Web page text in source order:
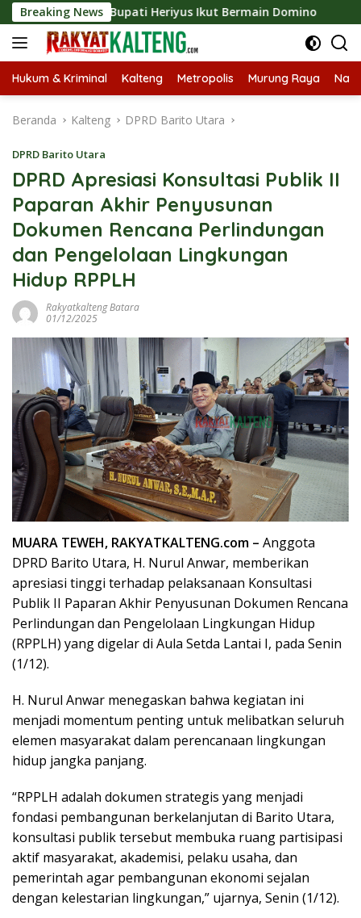
Langsung
ke
konten
Breaking News
2026, Bupati Heriyus Ikut Bermain Domino Tekan
Hukum & Kriminal Kalteng Metropolis Murung Raya
Beranda Kalteng DPRD Barito Utara
DPRD Barito Utara
DPRD Apresiasi Konsultasi Publik II
Paparan Akhir Penyusunan
Dokumen Rencana Perlindungan
dan Pengelolaan Lingkungan
Hidup RPPLH
Rakyatkalteng Batara
01/12/2025
MUARA TEWEH, RAKYATKALTENG.com – Anggota
DPRD Barito Utara, H. Nurul Anwar, memberikan
apresiasi tinggi terhadap pelaksanaan Konsultasi
Publik II Paparan Akhir Penyusunan Dokumen Rencana
Perlindungan dan Pengelolaan Lingkungan Hidup
(RPPLH) yang digelar di Aula Setda Lantai I, pada Senin
(1/12).
H. Nurul Anwar menegaskan bahwa kegiatan ini
menjadi momentum penting untuk melibatkan seluruh
elemen masyarakat dalam perencanaan lingkungan
hidup jangka panjang.
“RPPLH adalah dokumen strategis yang menjadi
fondasi pembangunan berkelanjutan di Barito Utara,
konsultasi publik tersebut membuka ruang partisipasi
aktif masyarakat, akademisi, pelaku usaha, dan
pemerintah agar pembangunan ekonomi sejalan
dengan kelestarian lingkungan,” ujarnya, Senin (1/12).